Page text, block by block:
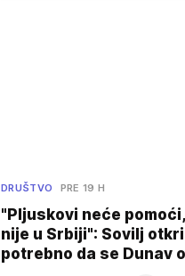
DRUŠTVO PRE 19 H
"Pljuskovi neće
nije u Srbiji": Sovilj
potrebno da se Dunav